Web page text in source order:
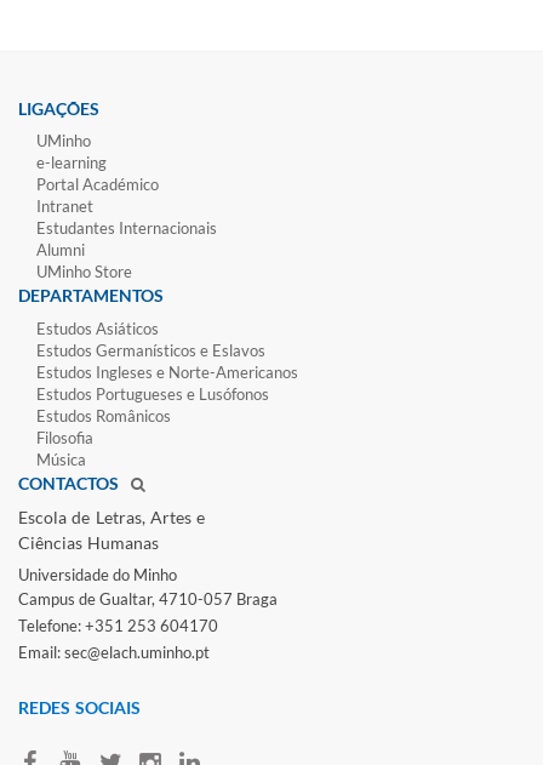
LIGAÇÕES
UMinho
e-learning
Portal Académico
Intranet
Estudantes Inter​​nacionais
Alumni
UMinho Store
DEPARTAMENTOS
Estudos Asiáticos
Estudos Germanísticos e Eslavos
Estudos Ingleses e Norte-​Americanos
Estudos Portugueses e Lusófonos
Estudos Românicos
Filosofia
Música
CONTACTOS
Escola de Letras, Artes e
Ciências Humanas
Universidade do Minho​
Campus de Gualtar, 4710-057 Braga
Telefone: +351 253 604170
Email: sec@elach.uminho.pt​
REDES SOCIAI​S